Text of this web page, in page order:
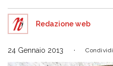
Redazione web
24 Gennaio 2013 Condividi